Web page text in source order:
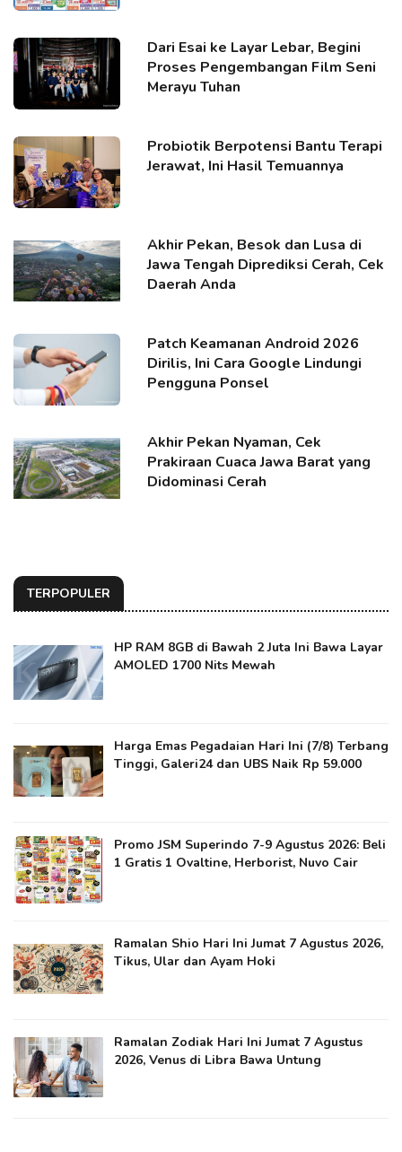
Dari Esai ke Layar Lebar, Begini
Proses Pengembangan Film Seni
Merayu Tuhan
Probiotik Berpotensi Bantu Terapi
Jerawat, Ini Hasil Temuannya
Akhir Pekan, Besok dan Lusa di
Jawa Tengah Diprediksi Cerah, Cek
Daerah Anda
Patch Keamanan Android 2026
Dirilis, Ini Cara Google Lindungi
Pengguna Ponsel
Akhir Pekan Nyaman, Cek
Prakiraan Cuaca Jawa Barat yang
Didominasi Cerah
TERPOPULER
HP RAM 8GB di Bawah 2 Juta Ini Bawa Layar
AMOLED 1700 Nits Mewah
Harga Emas Pegadaian Hari Ini (7/8) Terbang
Tinggi, Galeri24 dan UBS Naik Rp 59.000
Promo JSM Superindo 7-9 Agustus 2026: Beli
1 Gratis 1 Ovaltine, Herborist, Nuvo Cair
Ramalan Shio Hari Ini Jumat 7 Agustus 2026,
Tikus, Ular dan Ayam Hoki
Ramalan Zodiak Hari Ini Jumat 7 Agustus
2026, Venus di Libra Bawa Untung